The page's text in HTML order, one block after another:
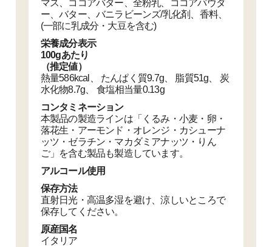
マス、ココアバター、全粉乳、ココアパウダ
ー、バター、バニラビーンズ/乳化剤、香料、
(一部に乳成分・大豆を含む)
栄養成分表示
100gあたり
（推定値）
熱量586kcal、 たんぱく質9.7g、 脂質51g、 炭
水化物8.7g、 食塩相当量0.13g
コンタミネーション
本製品の製造ラインは「くるみ・小麦・卵・
落花生・アーモンド・オレンジ・カシューナ
ッツ・ゼラチン・マカダミアナッツ・りん
ご」を含む製品も製造しています。
アルコール使用
保存方法
直射日光・高温多湿を避け、涼しいところで
保存してください。
原産国名
イタリア